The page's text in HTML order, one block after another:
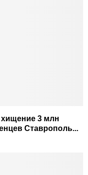
3 млн
Ставрополь...